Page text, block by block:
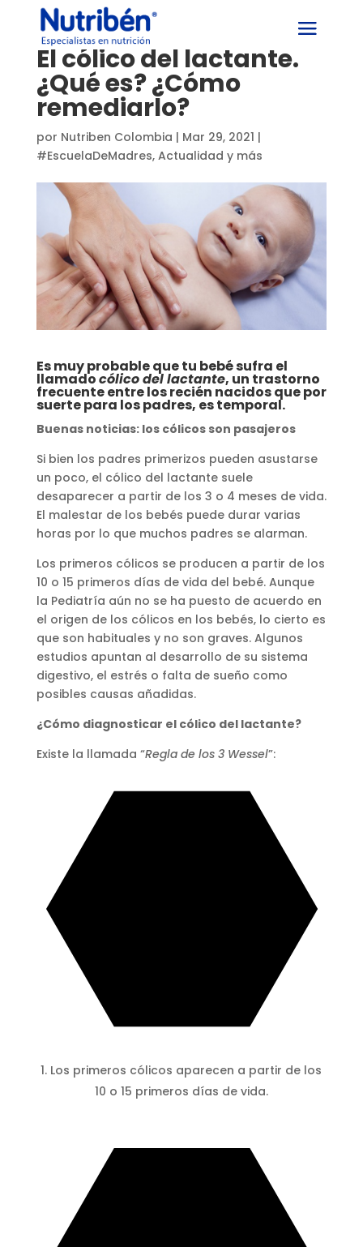
El cólico del lactante.
¿Qué es? ¿Cómo
remediarlo?
por Nutriben Colombia | Mar 29, 2021 |
#EscuelaDeMadres, Actualidad y más
Es muy probable que tu bebé sufra el
llamadocólico del lactante, un trastorno
frecuente entre los recién nacidos que por
suerte para los padres, es temporal.
Buenas noticias: los cólicos son pasajeros
Si bien los padres primerizos pueden asustarse
un poco, el cólico del lactante suele
desaparecer a partir de los 3 o 4 meses de vida.
El malestar de los bebés puede durar varias
horas por lo que muchos padres se alarman.
Los primeros cólicos se producen a partir de los
10 o 15 primeros días de vida del bebé. Aunque
la Pediatría aún no se ha puesto de acuerdo en
el origen de los cólicos en los bebés, lo cierto es
que son habituales y no son graves. Algunos
estudios apuntan al desarrollo de su sistema
digestivo, el estrés o falta de sueño como
posibles causas añadidas.
¿Cómo diagnosticar el cólico del lactante?
Existe la llamada “Regla de los 3 Wessel”:
Los primeros cólicos aparecen a partir de los
10 o 15 primeros días de vida.